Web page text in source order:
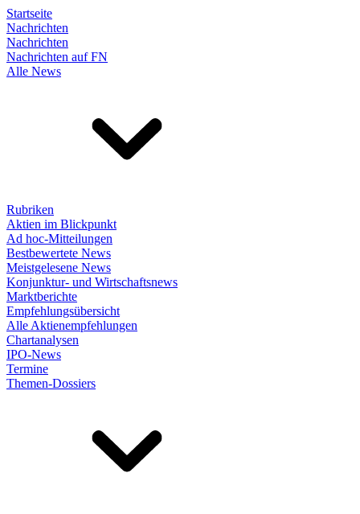
Startseite
Nachrichten
Nachrichten
Nachrichten auf FN
Alle News
Rubriken
Aktien im Blickpunkt
Ad hoc-Mitteilungen
Bestbewertete News
Meistgelesene News
Konjunktur- und Wirtschaftsnews
Marktberichte
Empfehlungsübersicht
Alle Aktienempfehlungen
Chartanalysen
IPO-News
Termine
Themen-Dossiers